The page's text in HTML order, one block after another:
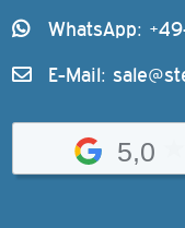
WhatsApp:
E-Mail:
5,0